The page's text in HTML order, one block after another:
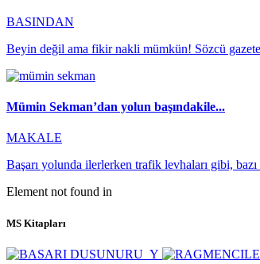
BASINDAN
Beyin değil ama fikir nakli mümkün! Sözcü
Mümin Sekman’dan yolun başındakile...
MAKALE
Başarı yolunda ilerlerken trafik levhaları gibi,
Element not found in
MS Kitapları